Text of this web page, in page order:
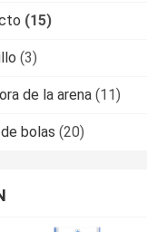
(15)
(3)
de la arena (11)
bolas (20)